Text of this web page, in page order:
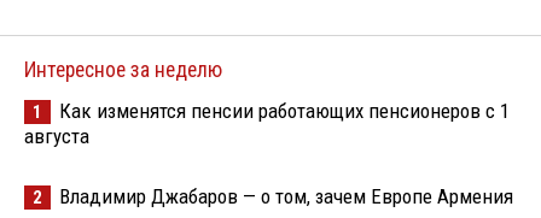
Интересное за неделю
1
Как изменятся пенсии работающих пенсионеров с 1
августа
2 Владимир Джабаров — о том, зачем Европе Армения